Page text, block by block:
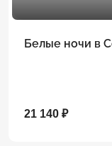
Белые ночи в
21 140 ₽